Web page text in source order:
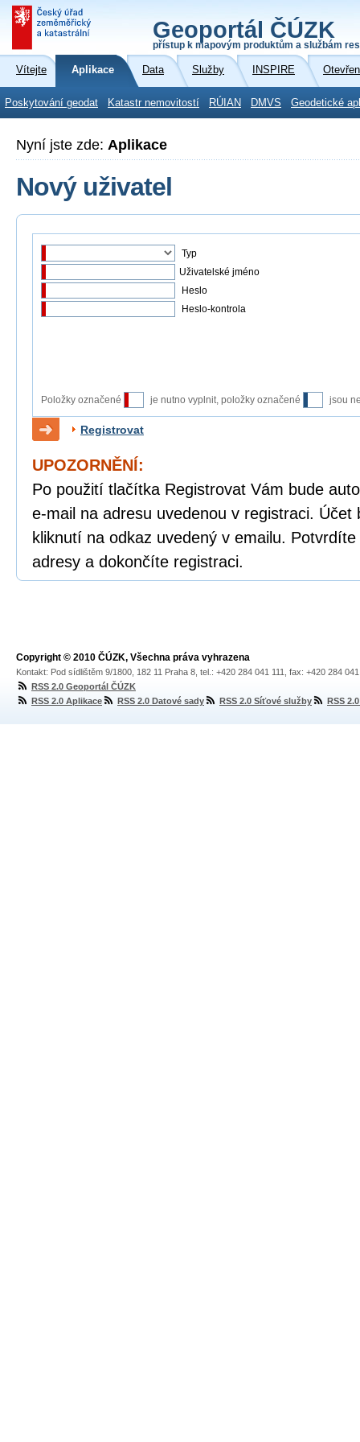
Geoportál ČÚZK
přístup k mapovým produktům a službám
Vítejte Aplikace Data Služby INSPIRE
Poskytování geodat Katastr nemovitostí RÚIAN DMVS Geodetické
Nyní jste zde: Aplikace
Nový uživatel
Typ
Uživatelské jméno
Heslo
Heslo-kontrola
Položky označené je nutno vyplnit, položky označené jsou
Registrovat
UPOZORNĚNÍ:
Po použití tlačítka Registrovat Vám bude
e-mail na adresu uvedenou v registraci. Účet
kliknutí na odkaz uvedený v emailu.
adresy a dokončíte registraci.
Copyright © 2010 ČÚZK, Všechna práva vyhrazena
Kontakt: Pod sídlištěm 9/1800, 182 11 Praha 8, tel.: +420 284 041 111, fax: +420 284
RSS 2.0 Geoportál ČÚZK
RSS 2.0 Aplikace
RSS 2.0 Datové sady RSS 2.0 Síťové služby RSS